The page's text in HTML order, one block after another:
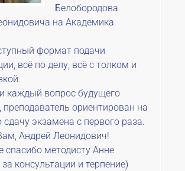
Белобородова
на Академика
формат подачи
всё по делу, всё с толком и
каждый вопрос будущего
преподаватель ориентирован на
экзамена с первого раза.
Андрей Леонидович!
спасибо методисту Анне
консультации и терпение)